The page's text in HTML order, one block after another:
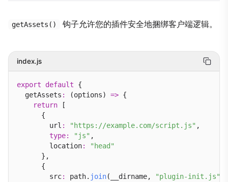
getAssets() 钩子允许您的插件安全地捆绑客户端逻辑。
index.js
export default {
  getAssets
: (options) => {
return [
      {
        url
: "https://example.com/script.js" ,
type: "js" ,
        location
:
"head"
      },
      {
        src
: path. join(__dirname, "plugin-init.js"